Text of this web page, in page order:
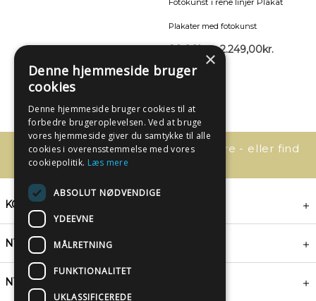
Fotokunst i rene linjer Plakat
Plakater med fotokunst
89,00kr. – 2.249,00kr.
Har du spørgsmål, så kontakt os bare - eller find
svaret her:
KONTAKT
NYHEDSBREV
NYTTIGE LINKS
×
Denne hjemmeside bruger
cookies
Denne hjemmeside bruger cookies til at
forbedre brugeroplevelsen. Ved at bruge
vores hjemmeside giver du samtykke til alle
cookies i overensstemmelse med vores
cookiepolitik. Læs mere
ABSOLUT NØDVENDIGE
YDEEVNE
MÅLRETNING
FUNKTIONALITET
UKLASSIFICEREDE